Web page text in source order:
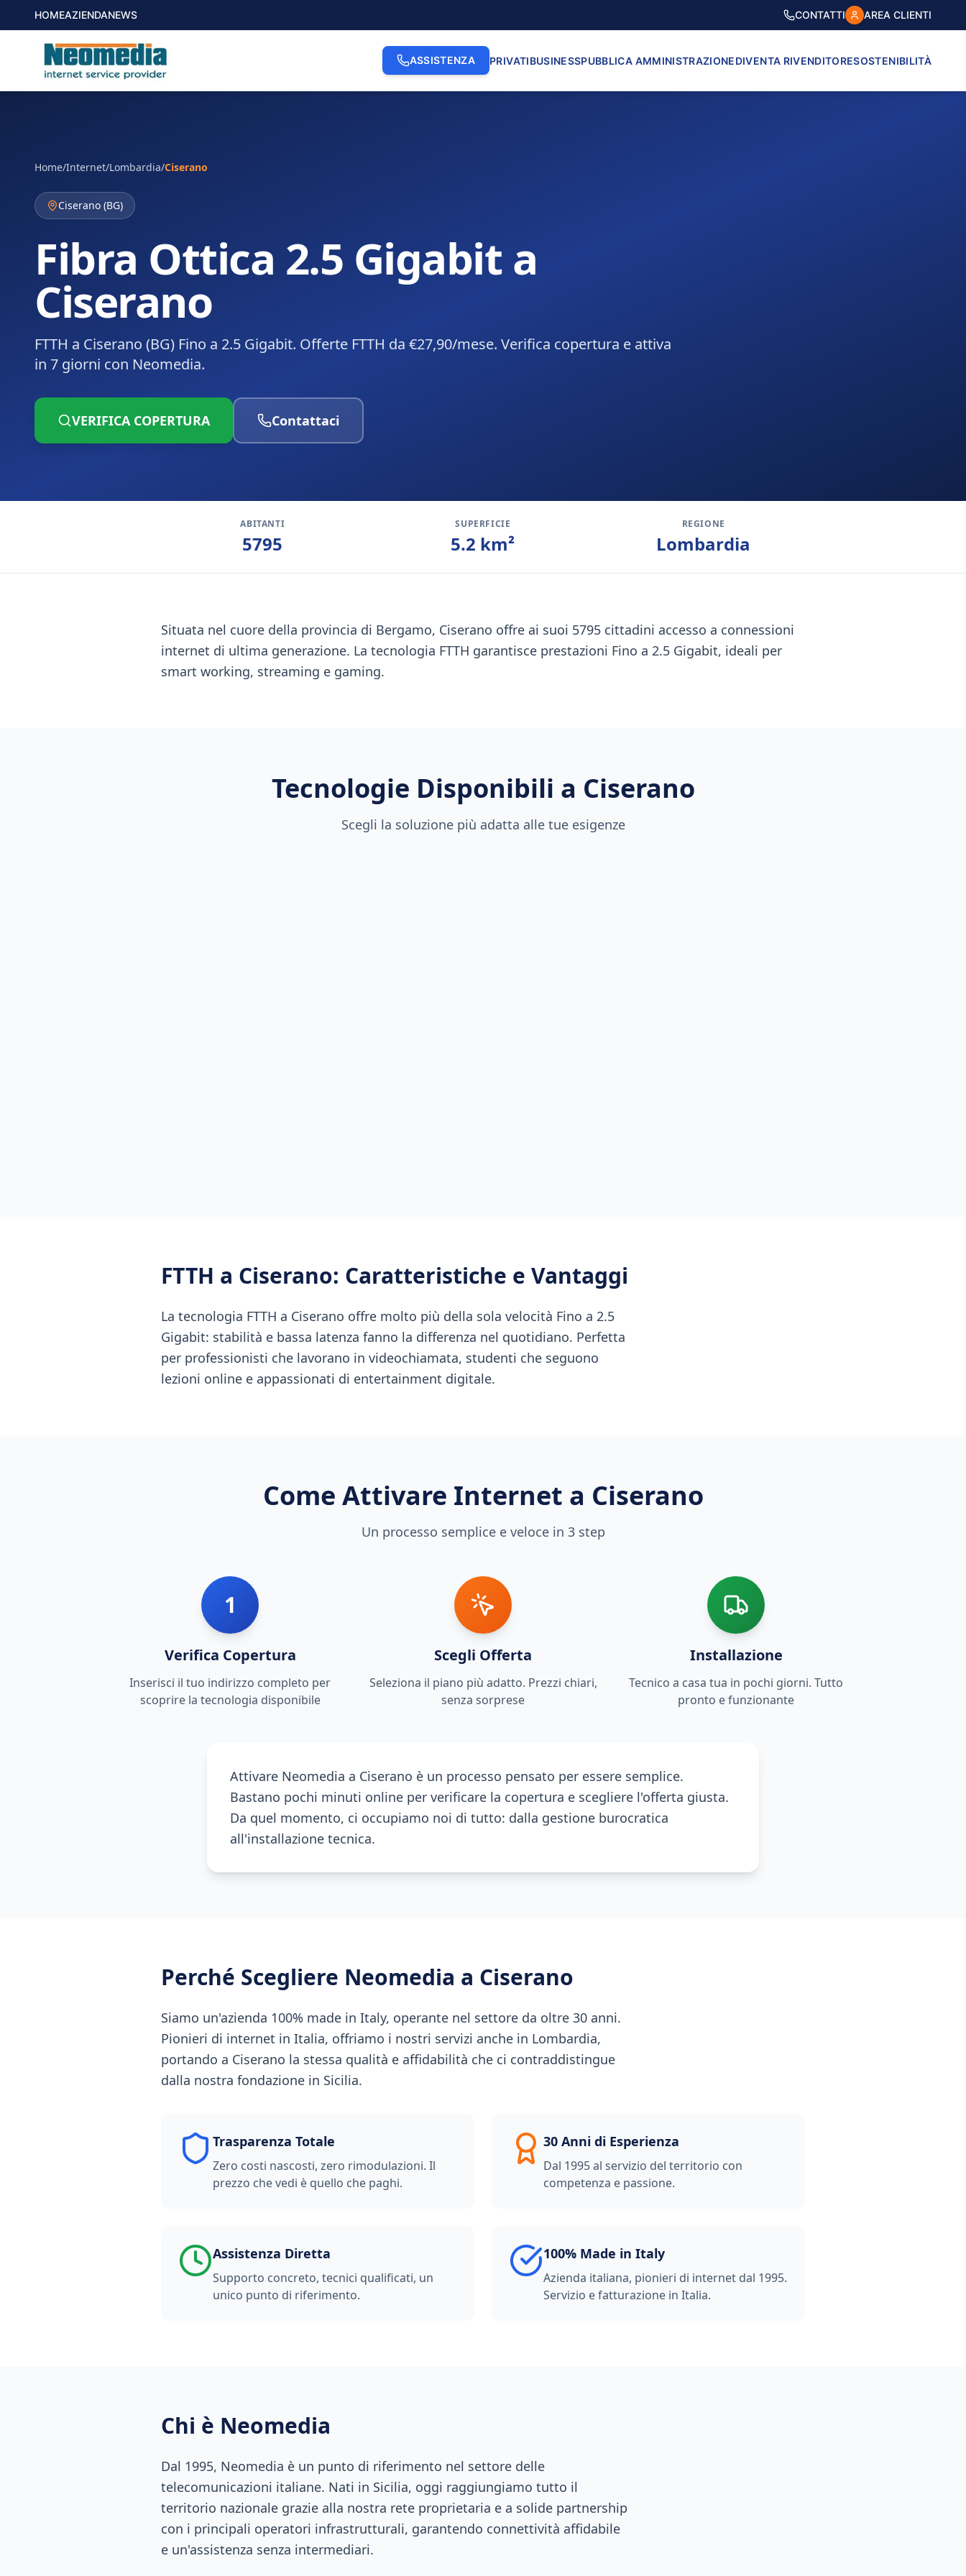
HOMEAZIENDANEWS CONTATTI AREA CLIENTI
ASSISTENZA PRIVATIBUSINESSPUBBLICA AMMINISTRAZIONEDIVENTA RIVENDITORESOSTENIBILITÀ
Home/Internet/Lombardia/Ciserano
Ciserano (BG)
Fibra Ottica 2.5 Gigabit a
Ciserano
FTTH a Ciserano (BG) Fino a 2.5 Gigabit. Offerte FTTH da €27,90/mese. Verifica copertura e attiva
in 7 giorni con Neomedia.
VERIFICA COPERTURA Contattaci
ABITANTI
5795
SUPERFICIE
5.2 km²
REGIONE
Lombardia
Situata nel cuore della provincia di Bergamo, Ciserano offre ai suoi 5795 cittadini accesso a connessioni
internet di ultima generazione. La tecnologia FTTH garantisce prestazioni Fino a 2.5 Gigabit, ideali per
smart working, streaming e gaming.
Tecnologie Disponibili a Ciserano
Scegli la soluzione più adatta alle tue esigenze
FTTH a Ciserano: Caratteristiche e Vantaggi
La tecnologia FTTH a Ciserano offre molto più della sola velocità Fino a 2.5
Gigabit: stabilità e bassa latenza fanno la differenza nel quotidiano. Perfetta
per professionisti che lavorano in videochiamata, studenti che seguono
lezioni online e appassionati di entertainment digitale.
Come Attivare Internet a Ciserano
Un processo semplice e veloce in 3 step
1
Verifica Copertura
Inserisci il tuo indirizzo completo per
scoprire la tecnologia disponibile
Scegli Offerta
Seleziona il piano più adatto. Prezzi chiari,
senza sorprese
Installazione
Tecnico a casa tua in pochi giorni. Tutto
pronto e funzionante
Attivare Neomedia a Ciserano è un processo pensato per essere semplice.
Bastano pochi minuti online per verificare la copertura e scegliere l'offerta giusta.
Da quel momento, ci occupiamo noi di tutto: dalla gestione burocratica
all'installazione tecnica.
Perché Scegliere Neomedia a Ciserano
Siamo un'azienda 100% made in Italy, operante nel settore da oltre 30 anni.
Pionieri di internet in Italia, offriamo i nostri servizi anche in Lombardia,
portando a Ciserano la stessa qualità e affidabilità che ci contraddistingue
dalla nostra fondazione in Sicilia.
Trasparenza Totale
Zero costi nascosti, zero rimodulazioni. Il
prezzo che vedi è quello che paghi.
30 Anni di Esperienza
Dal 1995 al servizio del territorio con
competenza e passione.
Assistenza Diretta
Supporto concreto, tecnici qualificati, un
unico punto di riferimento.
100% Made in Italy
Azienda italiana, pionieri di internet dal 1995.
Servizio e fatturazione in Italia.
Chi è Neomedia
Dal 1995, Neomedia è un punto di riferimento nel settore delle
telecomunicazioni italiane. Nati in Sicilia, oggi raggiungiamo tutto il
territorio nazionale grazie alla nostra rete proprietaria e a solide partnership
con i principali operatori infrastrutturali, garantendo connettività affidabile
e un'assistenza senza intermediari.